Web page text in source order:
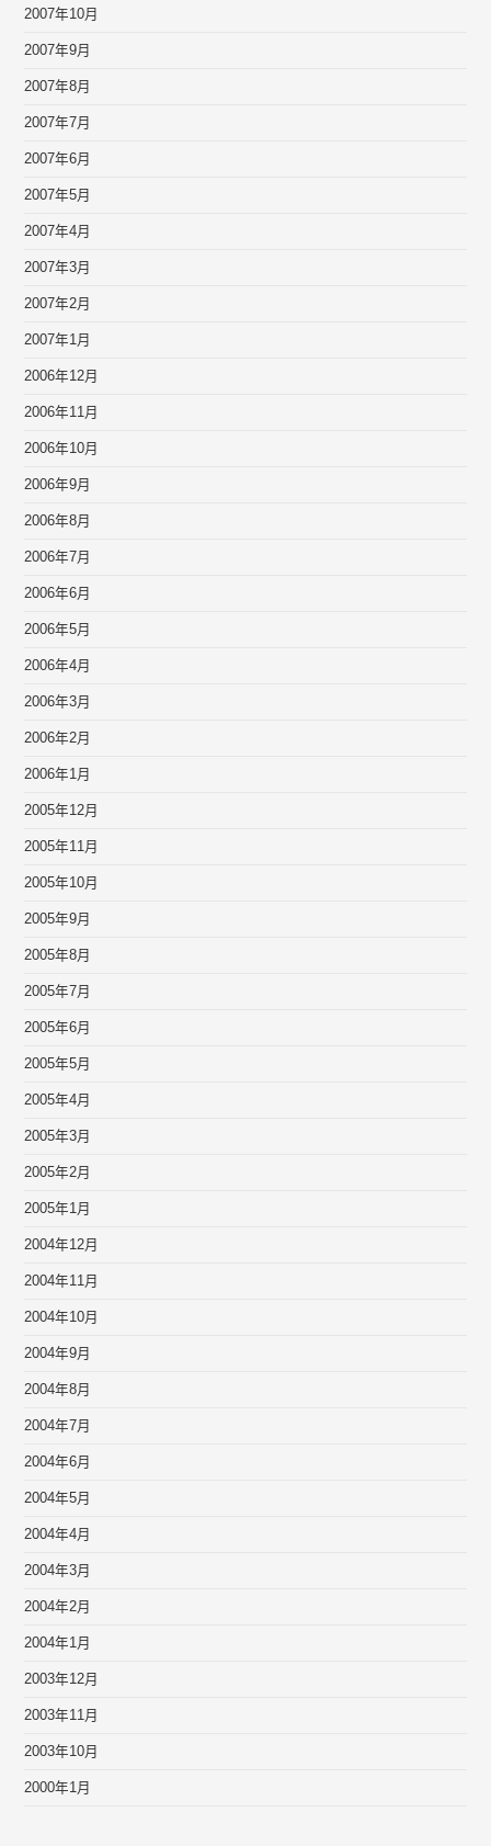
2007年10月
2007年9月
2007年8月
2007年7月
2007年6月
2007年5月
2007年4月
2007年3月
2007年2月
2007年1月
2006年12月
2006年11月
2006年10月
2006年9月
2006年8月
2006年7月
2006年6月
2006年5月
2006年4月
2006年3月
2006年2月
2006年1月
2005年12月
2005年11月
2005年10月
2005年9月
2005年8月
2005年7月
2005年6月
2005年5月
2005年4月
2005年3月
2005年2月
2005年1月
2004年12月
2004年11月
2004年10月
2004年9月
2004年8月
2004年7月
2004年6月
2004年5月
2004年4月
2004年3月
2004年2月
2004年1月
2003年12月
2003年11月
2003年10月
2000年1月